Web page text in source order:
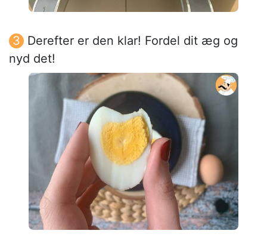
Derefter er den klar! Fordel dit æg og
nyd det!